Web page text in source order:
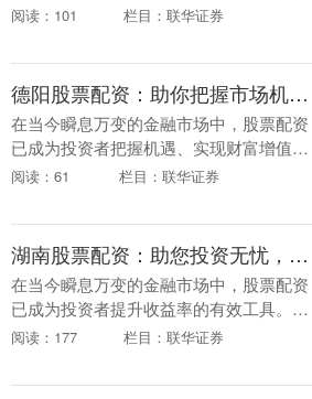
规模，从而提高交易收益的一种方式。然
法律规定**....
阅读：101 栏目：联华证券
德阳股票配资：助你把握市场机遇，实现财富增值
在当今瞬息万变的金融市场中，股票配资
已成为投资者把握机遇、实现财富增值的
重要工具。德阳股票配资凭借其专业的服
捷高效的投资途径....
阅读：61 栏目：联华证券
湖南股票配资：助您投资无忧，财富增值
在当今瞬息万变的金融市场中，股票配资
已成为投资者提升收益率的有效工具。湖
南股票配资平台为您提供专业、便捷的配
业团队，安全....
阅读：177 栏目：联华证券